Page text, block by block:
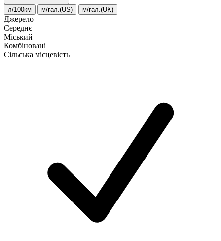
л/100км м/гал.(US) м/гал.(UK)
Джерело
Середнє
Міський
Комбіновані
Сільська місцевість